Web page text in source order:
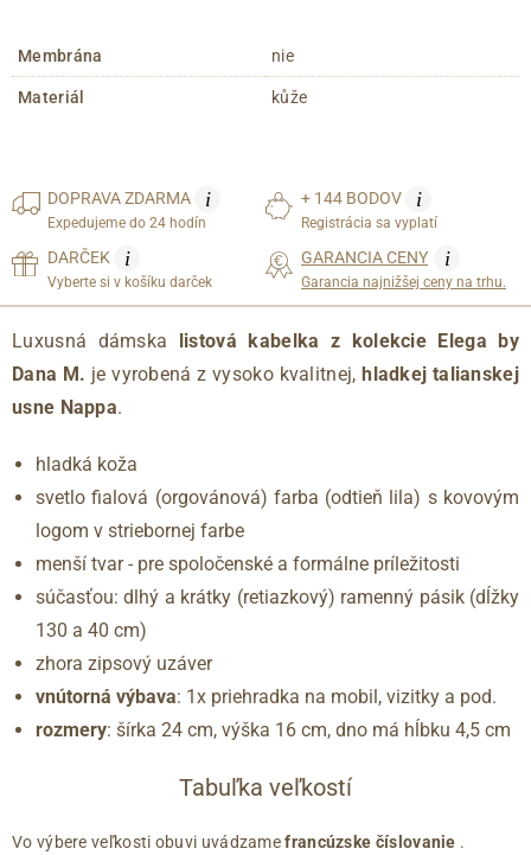
Membrána nie
Materiál kůže
DOPRAVAZDARMA i
Expedujeme do 24 hodín
+ 144 BODOV i
Registrácia sa vyplatí
DARČEK i
Vyberte si v košíku darček
GARANCIA CENY i
Garancia najnižšej ceny na trhu.
Luxusná dámska listová kabelka z kolekcie Elega by
Dana M. je vyrobená z vysoko kvalitnej,hladkej talianskej
usne Nappa.
hladká koža
svetlo fialová (orgovánová) farba (odtieň lila) s kovovým
logom v striebornej farbe
menší tvar - pre spoločenské a formálne príležitosti
súčasťou: dlhý a krátky (retiazkový) ramenný pásik (dĺžky
130 a 40 cm)
zhora zipsový uzáver
vnútorná výbava: 1x priehradka na mobil, vizitky a pod.
rozmery: šírka 24 cm, výška 16 cm, dno má hĺbku 4,5 cm
Tabuľka veľkostí
Vo výbere veľkosti obuvi uvádzamefrancúzske číslovanie .